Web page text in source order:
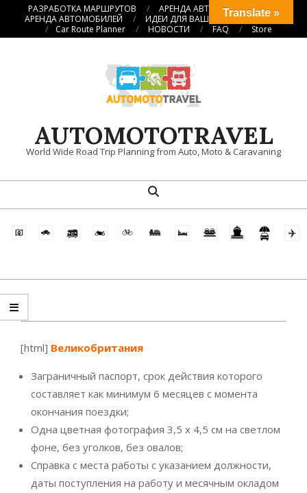
ПерейтиРАЗРАБОТКА МАРШРУТОВ
АРЕНДА АВТОКЕМПЕРОВ
АРЕНДА АВТОМОБИЛЕЙ
ИДЕИ ДЛЯ ВАШИХ ПУТЕШЕСТВИЙ
Car Route Planner
НОВОСТИ FAQ Store
AUTOMOTOTRAVEL
World Wide Road Trip Planning from Auto, Moto & Caravaning
навигационное
Поиск
[html] Великобритания
Заграничный паспорт, срок действия которого
составляет как минимум 6 месяцев с момента
окончания поездки;
Одна цветная фотография 3,5 х 4,5 см на светлом
фоне, без уголков, без овалов;
Справка с места работы с указанием должности,
даты поступления на работу и месячным окладом
Translate »